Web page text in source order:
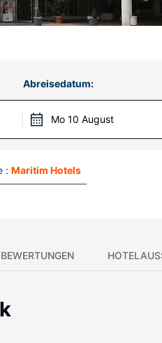
Abreisedatum:
Mo 10 August
: Maritim Hotels
BEWERTUNGEN